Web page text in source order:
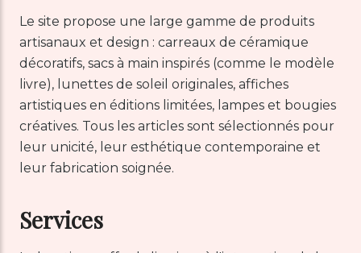
Le site propose une large gamme de produits
artisanaux et design : carreaux de céramique
décoratifs, sacs à main inspirés (comme le modèle
livre), lunettes de soleil originales, affiches
artistiques en éditions limitées, lampes et bougies
créatives. Tous les articles sont sélectionnés pour
leur unicité, leur esthétique contemporaine et
leur fabrication soignée.
Services